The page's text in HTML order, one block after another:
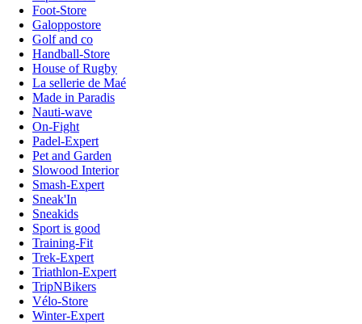
Foot-Store
Galoppostore
Golf and co
Handball-Store
House of Rugby
La sellerie de Maé
Made in Paradis
Nauti-wave
On-Fight
Padel-Expert
Pet and Garden
Slowood Interior
Smash-Expert
Sneak'In
Sneakids
Sport is good
Training-Fit
Trek-Expert
Triathlon-Expert
TripNBikers
Vélo-Store
Winter-Expert